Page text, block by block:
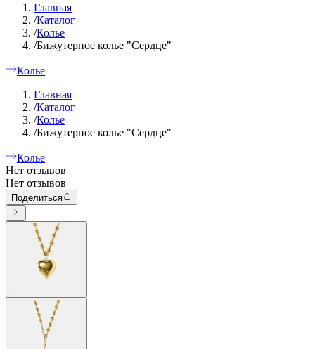
Главная
/Каталог
/Колье
/Бижутерное колье "Сердце"
Колье
Главная
/Каталог
/Колье
/Бижутерное колье "Сердце"
Колье
Нет отзывов
Нет отзывов
Поделиться